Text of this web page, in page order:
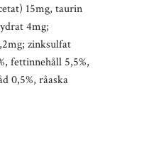
15mg, taurin
4mg;
zinksulfat
fettinnehåll 5,5%,
0,5%, råaska